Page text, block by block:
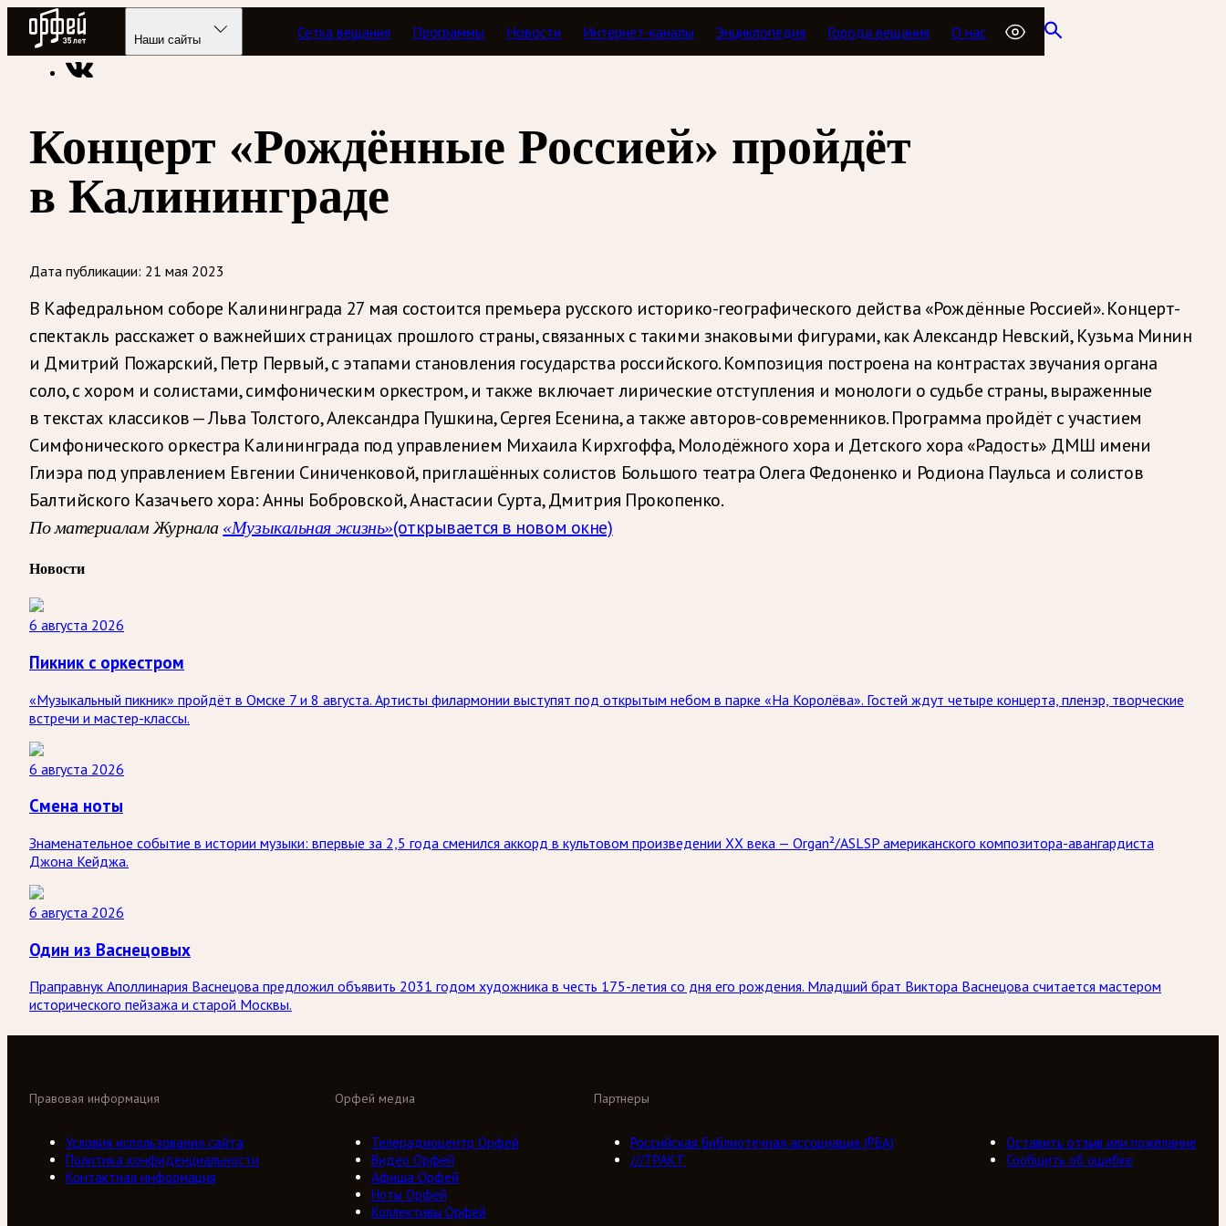
Радио Орфей
Наши сайты Сетка вещания Программы Новости Интернет-каналы Энциклопедия Города вещания О нас
Радио классической музыки «Орфей» Новости
Концерт «Рождённые Россией» пройдёт
в Калининграде
Дата публикации: 21 мая 2023
В Кафедральном соборе Калининграда 27 мая состоится премьера русского историко-географического действа «Рождённые Россией». Концерт-
спектакль расскажет о важнейших страницах прошлого страны, связанных с такими знаковыми фигурами, как Александр Невский, Кузьма Минин
и Дмитрий Пожарский, Петр Первый, с этапами становления государства российского. Композиция построена на контрастах звучания органа
соло, с хором и солистами, симфоническим оркестром, и также включает лирические отступления и монологи о судьбе страны, выраженные
в текстах классиков — Льва Толстого, Александра Пушкина, Сергея Есенина, а также авторов-современников. Программа пройдёт с участием
Симфонического оркестра Калининграда под управлением Михаила Кирхгоффа, Молодёжного хора и Детского хора «Радость» ДМШ имени
Глиэра под управлением Евгении Синиченковой, приглашённых солистов Большого театра Олега Федоненко и Родиона Паульса и солистов
Балтийского Казачьего хора: Анны Бобровской, Анастасии Сурта, Дмитрия Прокопенко.
По материалам Журнала «Музыкальная жизнь»(открывается в новом окне)
Новости
6 августа 2026
Пикник с оркестром
«Музыкальный пикник» пройдёт в Омске 7 и 8 августа. Артисты филармонии выступят под открытым небом в парке «На Королёва». Гостей ждут четыре концерта, пленэр, творческие
встречи и мастер-классы.
6 августа 2026
Смена ноты
Знаменательное событие в истории музыки: впервые за 2,5 года сменился аккорд в культовом произведении XX века — Organ²/ASLSP американского композитора-авангардиста
Джона Кейджа.
6 августа 2026
Один из Васнецовых
Праправнук Аполлинария Васнецова предложил объявить 2031 годом художника в честь 175-летия со дня его рождения. Младший брат Виктора Васнецова считается мастером
исторического пейзажа и старой Москвы.
Орфей медиа
Телерадиоцентр Орфей
Видео Орфей
Афиша Орфей
Ноты Орфей
Коллективы Орфей
Партнеры
Российская библиотечная ассоциация (РБА)
///ТРАКТ
Правовая информация
Условия использования сайта
Политика конфиденциальности
Контактная информация
Оставить отзыв или пожелание
Сообщить об ошибке